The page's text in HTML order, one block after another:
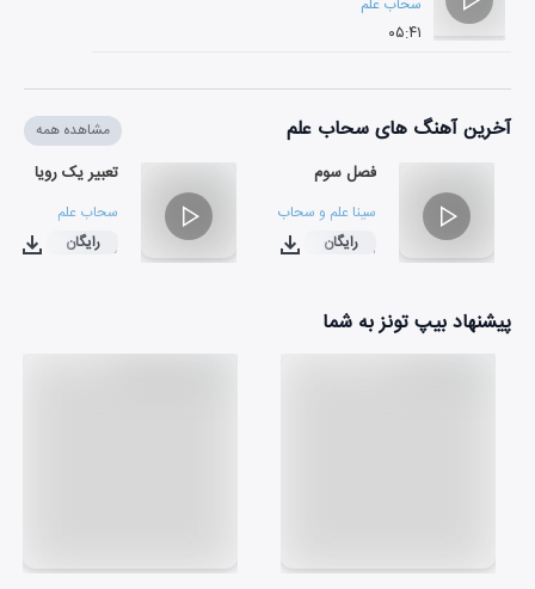
۰۵:۴۱
آخرین آهنگ های سحاب علم مشاهده همه
فصل سوم
سینا علم و سحاب علم
۰۴:۳۱رایگان
تعبیر یک رویا
سحاب علم
۰۳:۳۵
رایگان
پیشنهاد بیپ تونز به شما